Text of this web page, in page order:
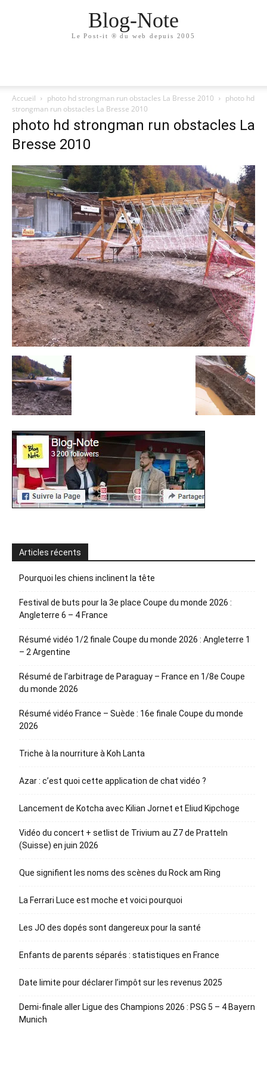
Blog-Note
Le Post-it ® du web depuis 2005
Accueil photo hd strongman run obstacles La Bresse 2010
photo hd
strongman run obstacles La Bresse 2010
photo hd strongman run obstacles La
Bresse 2010
Articles récents
Pourquoi les chiens inclinent la tête
Festival de buts pour la 3e place Coupe du monde 2026 :
Angleterre 6 – 4 France
Résumé vidéo 1/2 finale Coupe du monde 2026 : Angleterre 1
– 2 Argentine
Résumé de l’arbitrage de Paraguay – France en 1/8e Coupe
du monde 2026
Résumé vidéo France – Suède : 16e finale Coupe du monde
2026
Triche à la nourriture à Koh Lanta
Azar : c’est quoi cette application de chat vidéo ?
Lancement de Kotcha avec Kilian Jornet et Eliud Kipchoge
Vidéo du concert + setlist de Trivium au Z7 de Pratteln
(Suisse) en juin 2026
Que signifient les noms des scènes du Rock am Ring
La Ferrari Luce est moche et voici pourquoi
Les JO des dopés sont dangereux pour la santé
Enfants de parents séparés : statistiques en France
Date limite pour déclarer l’impôt sur les revenus 2025
Demi-finale aller Ligue des Champions 2026 : PSG 5 – 4 Bayern
Munich